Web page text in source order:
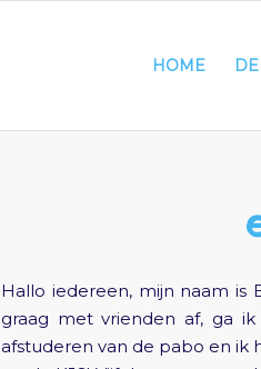
HOME
Hallo iedereen, mijn naam is
graag met vrienden af, ga
afstuderen van de pabo en ik